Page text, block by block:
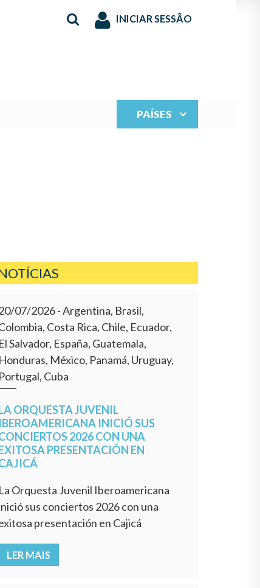
INICIAR SESSÃO
PAÍSES
07/2026- Argentina, Brasil,
Costa Rica, Chile, Ecuador,
El Salvador, España, Guatemala,
Honduras, México, Panamá, Uruguay,
Portugal, Cuba
ORQUESTA JUVENIL
IBEROAMERICANA INICIÓ SUS
2026 CON UNA
PRESENTACIÓN EN
La Orquesta Juvenil Iberoamericana
sus conciertos 2026 con una
presentación en Cajicá
LER MAIS